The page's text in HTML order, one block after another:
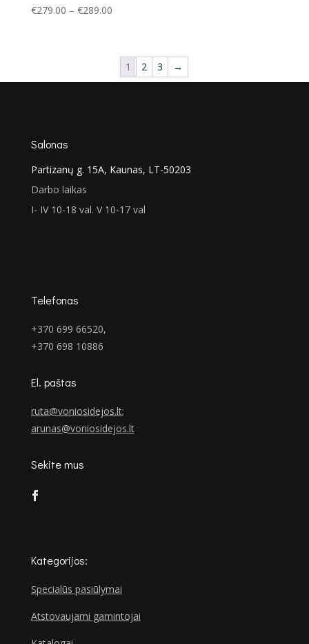
€279.00 – €289.00Price
through
€289.00
1 2 3 →
Salonas
Partizanų g. 15A, Kaunas, LT-50203
Darbo laikas
I- IV 10-18 val. V 10-17 val
Telefonas
+370 699 66520,
+370 698 10886
El. paštas
ruta@voniosidejos.lt;
arunas@voniosidejos.lt
Sekite mus
Kategorijos:
Specialūs pasiūlymai
Atstovaujami gamintojai